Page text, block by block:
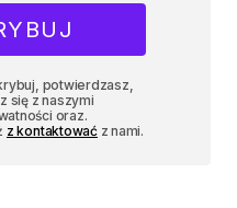
potwierdzasz,
się z naszymi
oraz.
z kontaktowaćz nami.